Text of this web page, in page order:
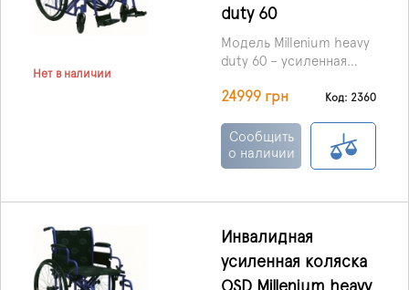
Нет в наличии
duty 60
Модель Millenium heavy
duty 60 – усиленная
предназначенная для
24999 грн Код: 2360
Сообщить
о наличии
Инвалидная
усиленная коляска